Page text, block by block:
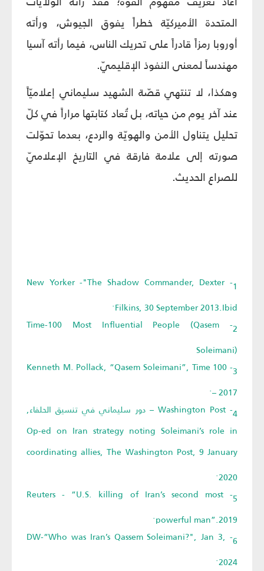
المتحدة الأميركيّة خطراً يفوق الجيوش، ورأته
أوروبا رمزاً قادراً على تحريك الناس، فيما رأته آسيا
مهندساً لمعنى النفوذ الإقليميّ.
وهكذا، لا تنتهي قصّة الشهيد سليماني إعلاميّاً
عند آخر يوم من حياته، بل تُعاد كتابتها مراراً في كلّ
تحليل يتناول الأمن والهويّة والردع، بعدما تحوّلت
صورته إلى علامة فارقة في التاريخ الإعلاميّ
للصراع الحديث.
1- New Yorker -"The Shadow Commander, Dexter
Filkins, 30 September 2013.Ibid.
2- Time-100 Most Influential People (Qasem
Soleimani)
3- Kenneth M. Pollack, “Qasem Soleimani”, Time 100
– 2017.
4- Washington Post – دور سليماني في تنسيق الحلفاء,
Op-ed on Iran strategy noting Soleimani’s role in
coordinating allies, The Washington Post, 9 January
2020.
5- Reuters - “U.S. killing of Iran’s second most
powerful man”.2019.
6- DW-“Who was Iran’s Qassem Soleimani?", Jan 3,
2024.